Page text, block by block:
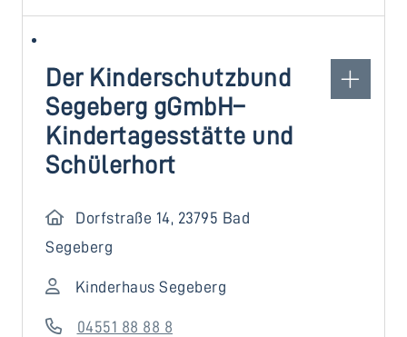
Der Kinderschutzbund
Segeberg gGmbH–
Kindertagesstätte und
Schülerhort
Dorfstraße 14, 23795 Bad
Segeberg
Kinderhaus Segeberg
04551 88 88 8